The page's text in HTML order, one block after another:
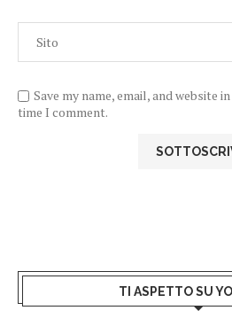
Save my name, email, and website
time I comment.
TI ASPETTO SU